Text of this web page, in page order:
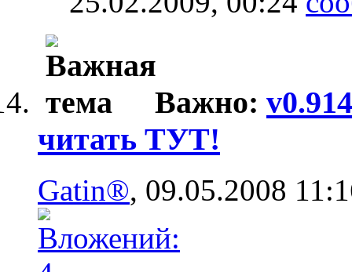
Важно:
читать ТУТ!
Gatin®, 09.05.2008